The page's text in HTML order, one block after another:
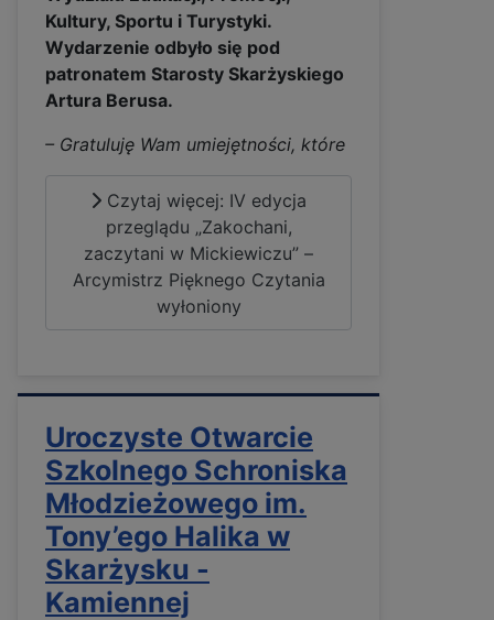
Kultury, Sportu i Turystyki.
Wydarzenie odbyło się pod
patronatem Starosty Skarżyskiego
Artura Berusa.
– Gratuluję Wam umiejętności, które
Czytaj więcej: IV edycja
przeglądu „Zakochani,
zaczytani w Mickiewiczu” –
Arcymistrz Pięknego Czytania
wyłoniony
Uroczyste Otwarcie
Szkolnego Schroniska
Młodzieżowego im.
Tony’ego Halika w
Skarżysku -
Kamiennej